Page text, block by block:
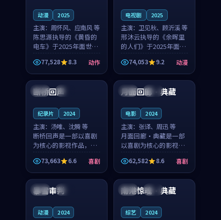
动漫 2025
主演： 周怀风、应南风 等
陈思源执导的《黄昏的
电车》于2025年面世，
日本的城市气质与渔村
故事的人物心境共同构
筑了影片基调。周怀
风、应南风用细腻的表
演撑起整部动作电影，
77,528 8.3 动作
电视剧 2025
主演： 卫见秋、顾沂溪 等
邢沐云执导的《余晖里
的人们》于2025年面
世，泰国的城市气质与
小镇生活的人物心境共
同构筑了影片基调。卫
见秋、顾沂溪用细腻的
表演撑起整部动漫电
74,053 9.2 动漫
中国 杜比
断桥回声
纪录片 2024
主演： 汤唯、沈腾 等
断桥回声是一部以喜剧
为核心的影视作品，围
绕危机、反转与人物成
长展开，整体节奏紧
凑，值得推荐观看。
73,663 6.6 喜剧
泰国 独播
月面回廊·典藏
电影 2024
主演： 张译、周迅 等
月面回廊·典藏是一部
以喜剧为核心的影视作
品，围绕危机、反转与
人物成长展开，整体节
奏紧凑，值得推荐观
看。
62,582 8.6 喜剧
韩国 院线
暴雪审判
动漫 2024
泰国 热播
南港惊魂·典藏
综艺 2024